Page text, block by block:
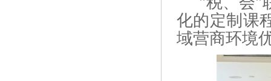
化的定制课
域营商环境